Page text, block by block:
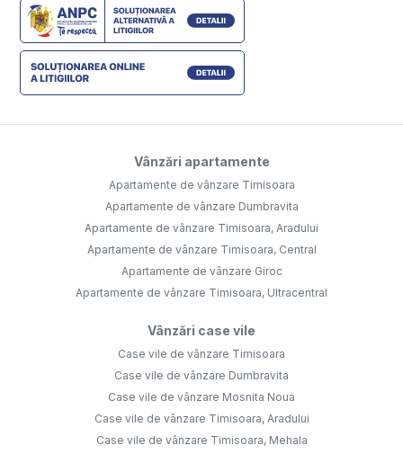
Vânzări apartamente
Apartamente de vânzare Timisoara
Apartamente de vânzare Dumbravita
Apartamente de vânzare Timisoara, Aradului
Apartamente de vânzare Timisoara, Central
Apartamente de vânzare Giroc
Apartamente de vânzare Timisoara, Ultracentral
Vânzări case vile
Case vile de vânzare Timisoara
Case vile de vânzare Dumbravita
Case vile de vânzare Mosnita Noua
Case vile de vânzare Timisoara, Aradului
Case vile de vânzare Timisoara, Mehala